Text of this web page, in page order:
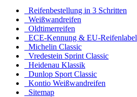
Reifenbestellung in 3 Schritten
Weißwandreifen
Oldtimerreifen
ECE-Kennung & EU-Reifenlabel
Michelin Classic
Vredestein Sprint Classic
Heidenau Klassik
Dunlop Sport Classic
Kontio Weißwandreifen
Sitemap